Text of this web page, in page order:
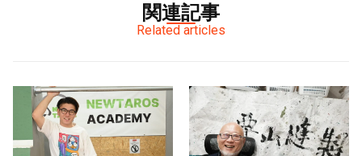
関連記事
Related articles